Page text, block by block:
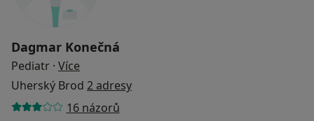
Dagmar Konečná
Pediatr · Více
Uherský Brod 2 adresy
16 názorů